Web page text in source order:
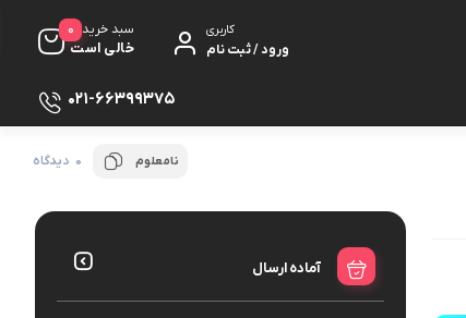
کاربری
ورود / ثبت نام
سبد خرید
خالی است
0
021-66399375
نامعلوم 0 دیدگاه
آماده ارسال